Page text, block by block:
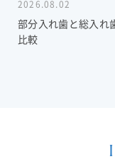
2026.08.02
部分入れ歯と総入れ
比較